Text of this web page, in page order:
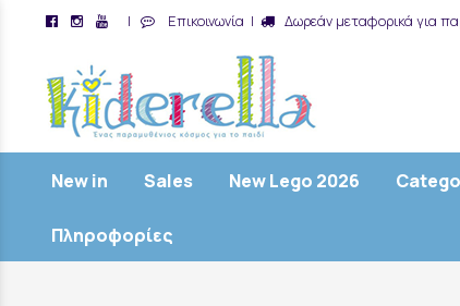
| Επικοινωνία | Δωρεάν μεταφορικά για
New in Sales New Lego 2026
Πληροφορίες